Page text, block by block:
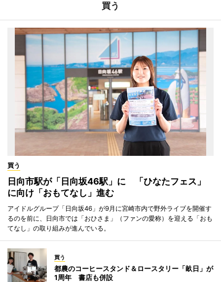
買う
買う
日向市駅が「日向坂46駅」に 「ひなたフェス」
に向け「おもてなし」進む
アイドルグループ「日向坂46」が9月に宮崎市内で野外ライブを開催す
るのを前に、日向市では「おひさま」（ファンの愛称）を迎える「おも
てなし」の取り組みが進んでいる。
買う
都農のコーヒースタンド＆ロースタリー「畝日」が
1周年 書店も併設